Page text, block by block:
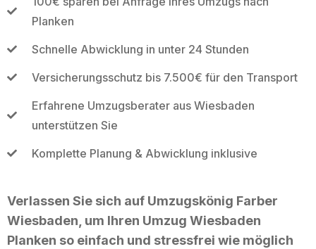
Planken
Schnelle Abwicklung in unter 24 Stunden
Versicherungsschutz bis 7.500€ für den Transport
Erfahrene Umzugsberater aus Wiesbaden
unterstützen Sie
Komplette Planung & Abwicklung inklusive
Verlassen Sie sich auf Umzugskönig Farber
Wiesbaden, um Ihren Umzug Wiesbaden
Planken so einfach und stressfrei wie möglich